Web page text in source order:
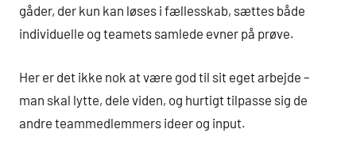
gåder, der kun kan løses i fællesskab, sættes både
individuelle og teamets samlede evner på prøve.
Her er det ikke nok at være god til sit eget arbejde –
man skal lytte, dele viden, og hurtigt tilpasse sig de
andre teammedlemmers ideer og input.